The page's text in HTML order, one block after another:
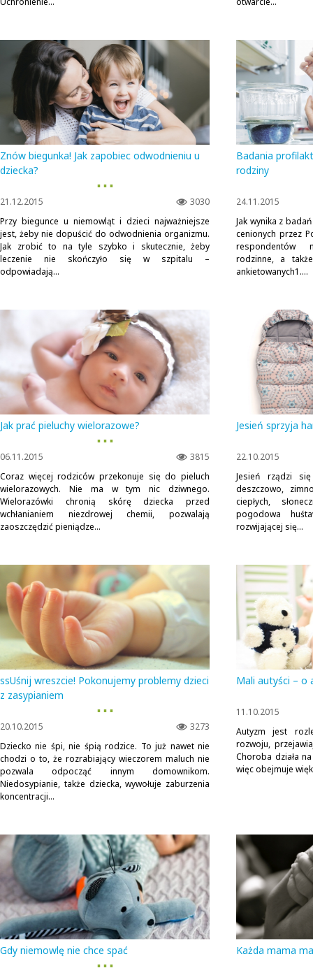
Znów biegunka! Jak zapobiec odwodnieniu u
dziecka?
▪ ▪ ▪
3030
21.12.2015
Przy biegunce u niemowląt i dzieci najważniejsze
jest, żeby nie dopuścić do odwodnienia organizmu.
Jak zrobić to na tyle szybko i skutecznie, żeby
leczenie nie skończyło się w szpitalu –
odpowiadają...
Badania
rodziny
24.11.2015
Jak wynika z
cenionych przez
respondentów
rodzinne, a
ankietowanych1....
Jak prać pieluchy wielorazowe?
▪ ▪ ▪
3815
06.11.2015
Coraz więcej rodziców przekonuje się do pieluch
wielorazowych. Nie ma w tym nic dziwnego.
Wielorazówki chronią skórę dziecka przed
wchłanianiem niezdrowej chemii, pozwalają
zaoszczędzić pieniądze...
Jesień sprzyja
22.10.2015
Jesień rządzi
deszczowo,
ciepłych,
pogodowa
rozwijającej się...
ssUśnij wreszcie! Pokonujemy problemy dzieci
z zasypianiem
▪ ▪ ▪
3273
20.10.2015
Dziecko nie śpi, nie śpią rodzice. To już nawet nie
chodzi o to, że rozrabiający wieczorem maluch nie
pozwala odpocząć innym domownikom.
Niedosypianie, także dziecka, wywołuje zaburzenia
koncentracji...
Mali autyści – o
11.10.2015
Autyzm jest
rozwoju,
Choroba działa
więc obejmuje
Gdy niemowlę nie chce spać
▪ ▪ ▪
Każda mama